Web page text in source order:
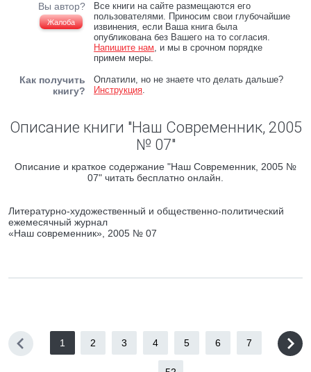
Вы автор?
Жалоба
Все книги на сайте размещаются его
пользователями. Приносим свои глубочайшие
извинения, если Ваша книга была
опубликована без Вашего на то согласия.
Напишите нам, и мы в срочном порядке
примем меры.
Как получить
книгу?
Оплатили, но не знаете что делать дальше?
Инструкция.
Описание книги "Наш Современник, 2005
№ 07"
Описание и краткое содержание "Наш Современник, 2005 №
07" читать бесплатно онлайн.
Литературно-художественный и общественно-политический
ежемесячный журнал
«Наш современник», 2005 № 07
1 2 3 4 5 6 7